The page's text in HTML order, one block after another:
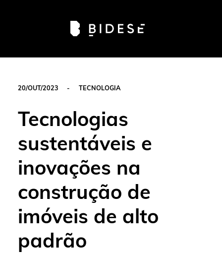
#movimentobidese
20/OUT/2023 - TECNOLOGIA
Tecnologias
sustentáveis e
inovações na
construção de
imóveis de alto
padrão